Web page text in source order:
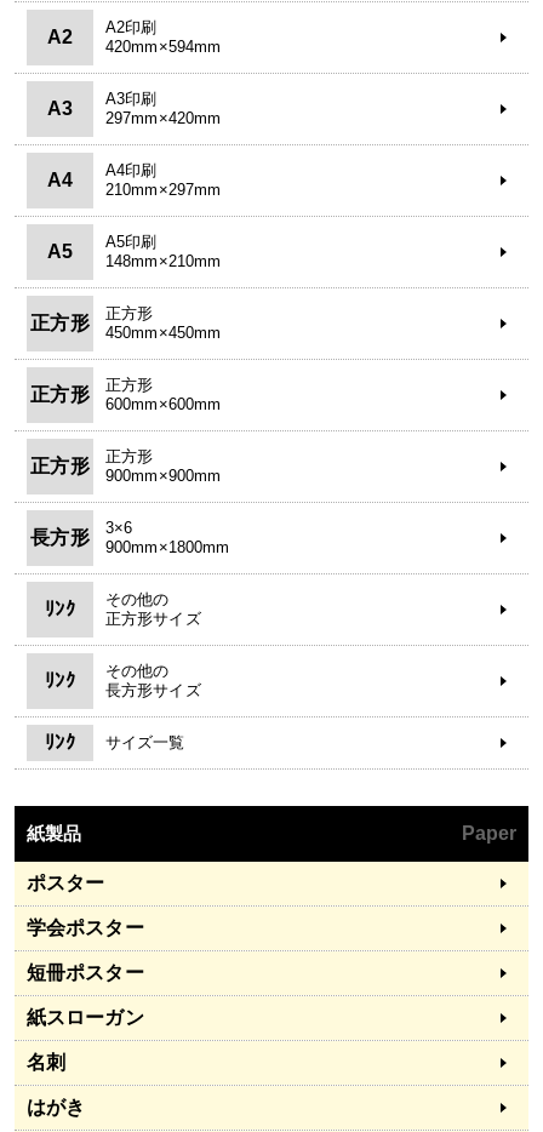
A2
A2印刷
420mm×594mm
A3
A3印刷
297mm×420mm
A4
A4印刷
210mm×297mm
A5
A5印刷
148mm×210mm
正方形
正方形
450mm×450mm
正方形
正方形
600mm×600mm
正方形
正方形
900mm×900mm
長方形
3×6
900mm×1800mm
ﾘﾝｸ
その他の
正方形サイズ
ﾘﾝｸ
その他の
長方形サイズ
ﾘﾝｸ サイズ一覧
紙製品 Paper
ポスター
学会ポスター
短冊ポスター
紙スローガン
名刺
はがき